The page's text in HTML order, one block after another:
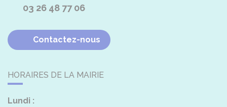
03 26 48 77 06
Contactez-nous
HORAIRES DE LA MAIRIE
Lundi :